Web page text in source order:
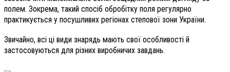
полем. Зокрема, такий спосіб обробітку поля регулярно
практикується у посушливих регіонах степової зони України.
Звичайно, всі ці види знарядь мають свої особливості й
застосовуються для різних виробничих завдань.